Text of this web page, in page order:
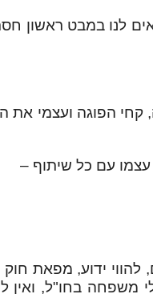
לנו במבט ראשון
הפוגה ועצמי את
עם כל שיתוף –
ידוע, מפאת חוק
בחו"ל, ואין